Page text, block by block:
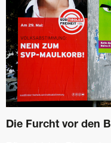
Die Furcht vor den